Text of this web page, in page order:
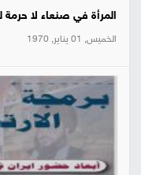
المرأة في صنعاء لا حرمة
الخميس, 01 يناير, 1970